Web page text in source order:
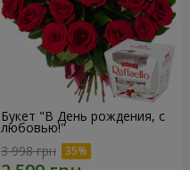
Букет "В День рождения, с
любовью!"
3 998 грн